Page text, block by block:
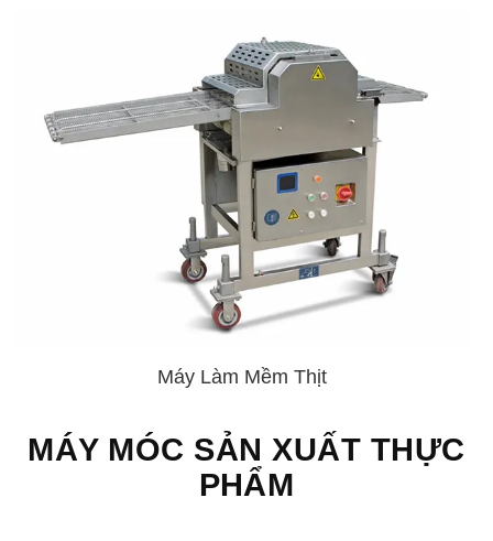
Máy Làm Mềm Thịt
MÁY MÓC SẢN XUẤT THỰC
PHẨM